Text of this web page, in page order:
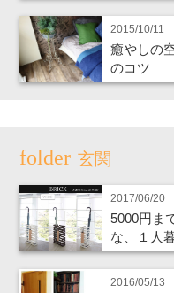
2015/10/11
癒やしの
のコツ
玄関
2017/06/20
5000円ま
な、１人
2016/05/13